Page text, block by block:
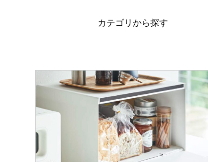
カテゴリから探す